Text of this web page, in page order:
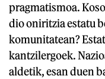
pragmatismoa.
dio oniritzia estatu
komunitatean?
kantzilergoek.
aldetik, esan duen